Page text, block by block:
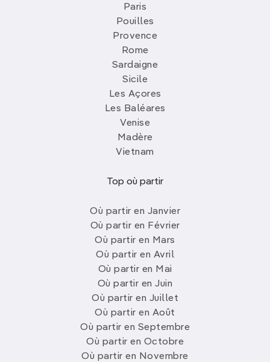
Paris
Pouilles
Provence
Rome
Sardaigne
Sicile
Les Açores
Les Baléares
Venise
Madère
Vietnam
Top où partir
Où partir en Janvier
Où partir en Février
Où partir en Mars
Où partir en Avril
Où partir en Mai
Où partir en Juin
Où partir en Juillet
Où partir en Août
Où partir en Septembre
Où partir en Octobre
Où partir en Novembre